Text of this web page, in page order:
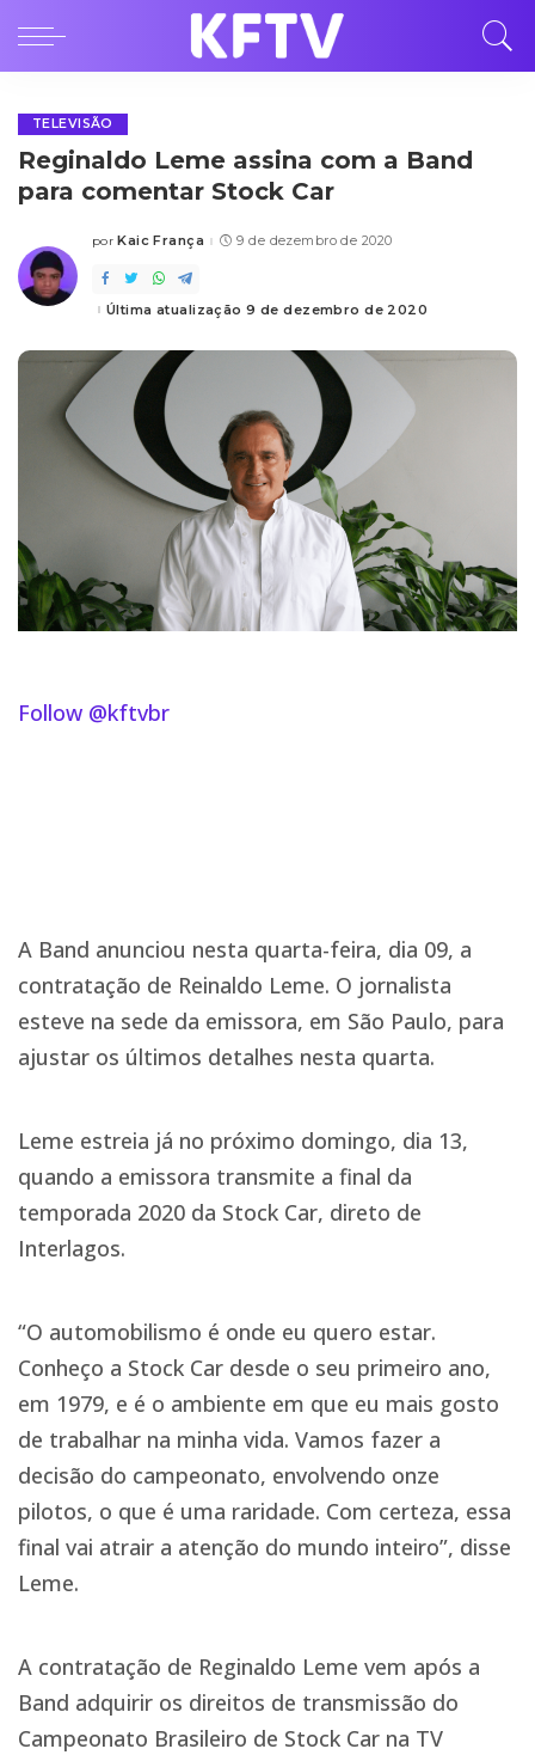
TELEVISÃO
Reginaldo Leme assina com a Band
para comentar Stock Car
Posted
por Kaic França 9 de dezembro de 2020
Última atualização 9 de dezembro de 2020
Follow @kftvbr
A Band anunciou nesta quarta-feira, dia 09, a
contratação de Reinaldo Leme. O jornalista
esteve na sede da emissora, em São Paulo, para
ajustar os últimos detalhes nesta quarta.
Leme estreia já no próximo domingo, dia 13,
quando a emissora transmite a final da
temporada 2020 da Stock Car, direto de
Interlagos.
“O automobilismo é onde eu quero estar.
Conheço a Stock Car desde o seu primeiro ano,
em 1979, e é o ambiente em que eu mais gosto
de trabalhar na minha vida. Vamos fazer a
decisão do campeonato, envolvendo onze
pilotos, o que é uma raridade. Com certeza, essa
final vai atrair a atenção do mundo inteiro”, disse
Leme.
A contratação de Reginaldo Leme vem após a
Band adquirir os direitos de transmissão do
Campeonato Brasileiro de Stock Car na TV